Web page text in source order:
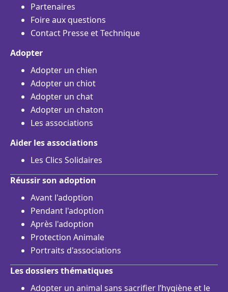
Partenaires
Foire aux questions
Contact Presse et Technique
Adopter
Adopter un chien
Adopter un chiot
Adopter un chat
Adopter un chaton
Les associations
Aider les associations
Les Clics Solidaires
Réussir son adoption
Avant l'adoption
Pendant l'adoption
Après l'adoption
Protection Animale
Portraits d'associations
Les dossiers thématiques
Adopter un animal sans sacrifier l’hygiène et le